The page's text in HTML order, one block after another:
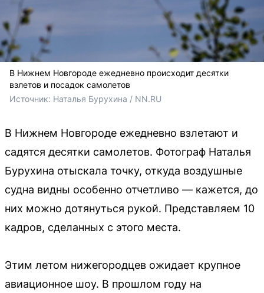
В Нижнем Новгороде ежедневно происходит десятки
взлетов и посадок самолетов
Источник: Наталья Бурухина / NN.RU
В Нижнем Новгороде ежедневно взлетают и
садятся десятки самолетов. Фотограф Наталья
Бурухина отыскала точку, откуда воздушные
судна видны особенно отчетливо — кажется, до
них можно дотянуться рукой. Представляем 10
кадров, сделанных с этого места.
Этим летом нижегородцев ожидает крупное
авиационное шоу. В прошлом году на